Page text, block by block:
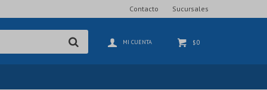
$0
Contacto Sucursales